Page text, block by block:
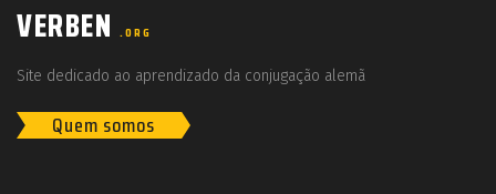
VERBEN .ORG
Site dedicado ao aprendizado da conjugação alemã
Quem somos